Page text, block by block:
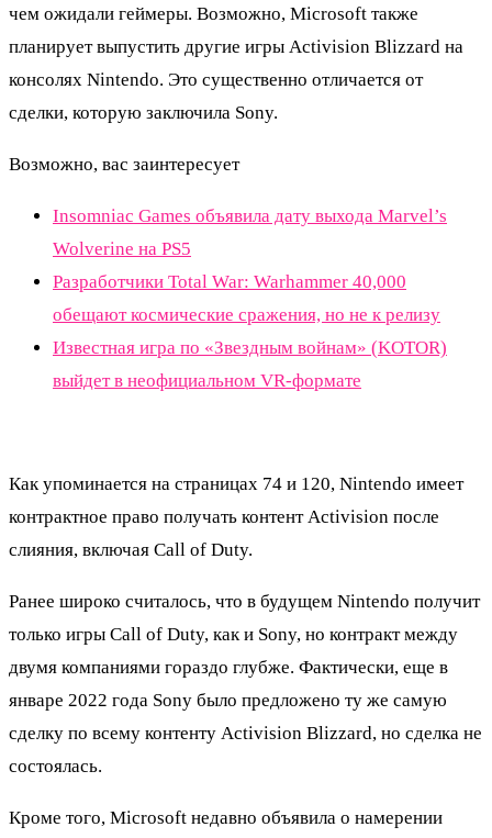
чем ожидали геймеры. Возможно, Microsoft также
планирует выпустить другие игры Activision Blizzard на
консолях Nintendo. Это существенно отличается от
сделки, которую заключила Sony.
Возможно, вас заинтересует
Insomniac Games объявила дату выхода Marvel’s
Wolverine на PS5
Разработчики Total War: Warhammer 40,000
обещают космические сражения, но не к релизу
Известная игра по «Звездным войнам» (KOTOR)
выйдет в неофициальном VR-формате
Как упоминается на страницах 74 и 120, Nintendo имеет
контрактное право получать контент Activision после
слияния, включая Call of Duty.
Ранее широко считалось, что в будущем Nintendo получит
только игры Call of Duty, как и Sony, но контракт между
двумя компаниями гораздо глубже. Фактически, еще в
январе 2022 года Sony было предложено ту же самую
сделку по всему контенту Activision Blizzard, но сделка не
состоялась.
Кроме того, Microsoft недавно объявила о намерении